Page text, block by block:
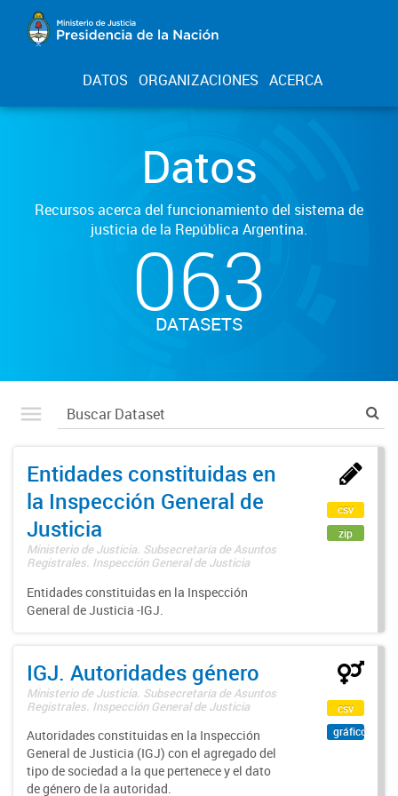
DATOS ORGANIZACIONES ACERCA
Datos
Recursos acerca del funcionamiento del sistema de
justicia de la República Argentina.
063
DATASETS
Entidades constituidas en
la Inspección General de
Justicia
Ministerio de Justicia. Subsecretaría de Asuntos
Registrales. Inspección General de Justicia
Entidades constituidas en la Inspección
General de Justicia -IGJ.
csv
zip
IGJ. Autoridades género
Ministerio de Justicia. Subsecretaría de Asuntos
Registrales. Inspección General de Justicia
Autoridades constituidas en la Inspección
General de Justicia (IGJ) con el agregado del
tipo de sociedad a la que pertenece y el dato
de género de la autoridad.
csv
gráfico